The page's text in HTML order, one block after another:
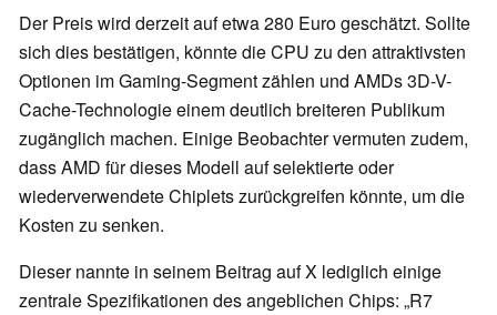
Der Preis wird derzeit auf etwa 280 Euro geschätzt. Sollte
sich dies bestätigen, könnte die CPU zu den attraktivsten
Optionen im Gaming-Segment zählen und AMDs 3D-V-
Cache-Technologie einem deutlich breiteren Publikum
zugänglich machen. Einige Beobachter vermuten zudem,
dass AMD für dieses Modell auf selektierte oder
wiederverwendete Chiplets zurückgreifen könnte, um die
Kosten zu senken.
Dieser nannte in seinem Beitrag auf X lediglich einige
zentrale Spezifikationen des angeblichen Chips: „R7